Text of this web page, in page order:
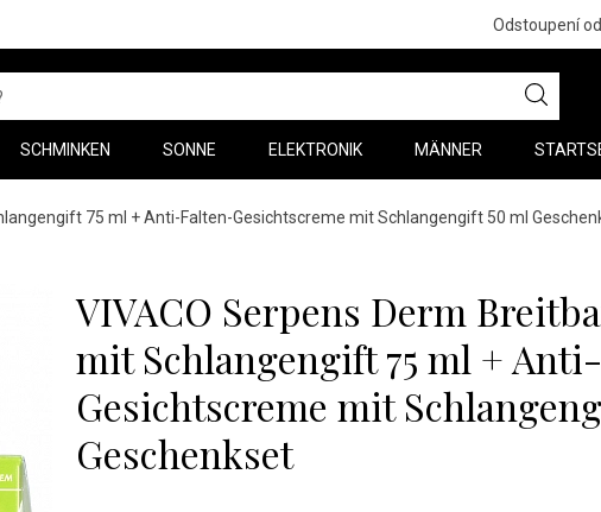
Odstoupení
SCHMINKEN SONNE ELEKTRONIK MÄNNER
75 ml + Anti-Falten-Gesichtscreme mit Schlangengift 50 ml
VIVACO Serpens Derm
mit Schlangengift 75 ml +
Gesichtscreme mit
Geschenkset